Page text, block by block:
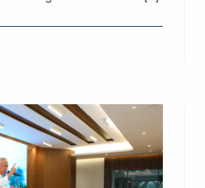
Song-
Agen
Pelestarian
Lingkungan
di